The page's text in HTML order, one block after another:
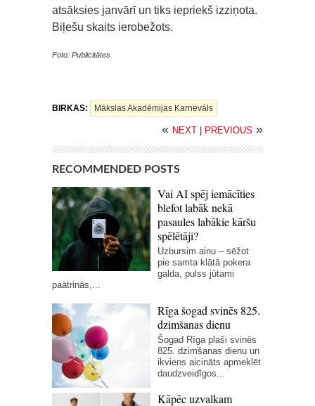
atsāksies janvārī un tiks iepriekš izziņota.
Biļešu skaits ierobežots.
Foto: Publicitātes
BIRKAS: Mākslas Akadēmijas Karnevāls
« NEXT PREVIOUS »
RECOMMENDED POSTS
Vai AI spēj iemācīties
blefot labāk nekā
pasaules labākie kāršu
spēlētāji?
Uzbursim ainu – sēžot
pie samta klātā pokera
galda, pulss jūtami
paātrinās,...
Rīga šogad svinēs 825.
dzimšanas dienu
Šogad Rīga plaši svinēs
825. dzimšanas dienu un
ikviens aicināts apmeklēt
daudzveidīgos...
Kāpēc uzvalkam